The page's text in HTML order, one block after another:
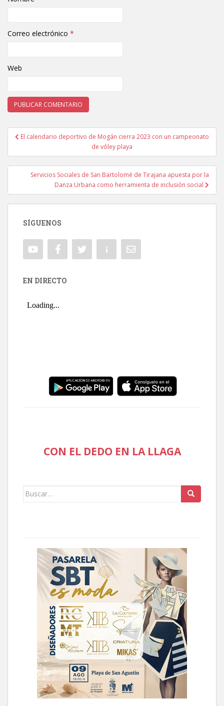
Correo electrónico *
Web
Navegación de entradas
El calendario deportivo de Mogán cierra 2023 con un campeonato
de vóley playa
Servicios Sociales de San Bartolomé de Tirajana apuesta por la
Danza Urbana como herramienta de inclusión social
SÍGUENOS
EN DIRECTO
CON EL DEDO EN LA LLAGA
Buscar: